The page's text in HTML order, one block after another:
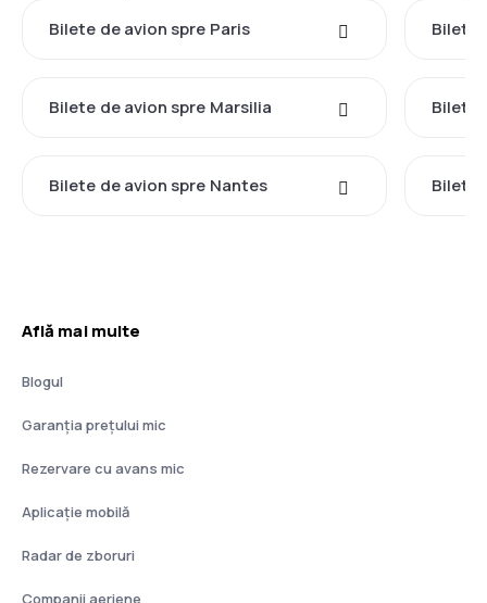
Bilete de avion spre Paris Bilete
Bilete de avion spre Marsilia Bilete
Bilete de avion spre Nantes Bilete
Află mai multe
Blogul
Garanția prețului mic
Rezervare cu avans mic
Aplicație mobilă
Radar de zboruri
Companii aeriene